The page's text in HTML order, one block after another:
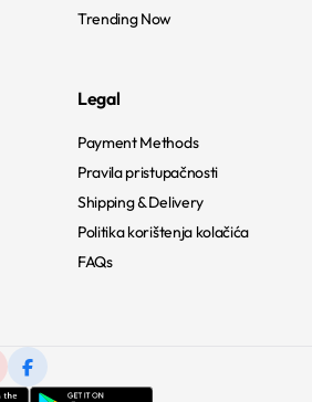
Trending Now
Legal
Payment Methods
Pravila pristupačnosti
Shipping & Delivery
Politika korištenja kolačića
FAQs